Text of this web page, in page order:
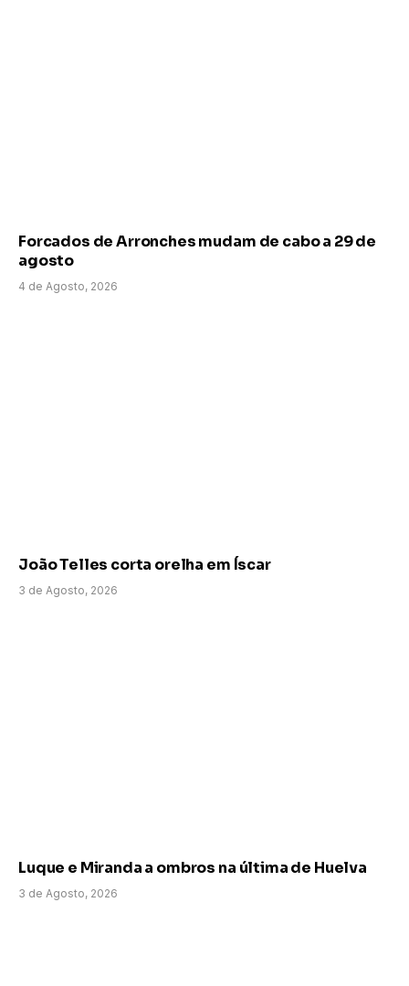
Forcados de Arronches mudam de cabo a 29 de
agosto
4 de Agosto, 2026
João Telles corta orelha em Íscar
3 de Agosto, 2026
Luque e Miranda a ombros na última de Huelva
3 de Agosto, 2026